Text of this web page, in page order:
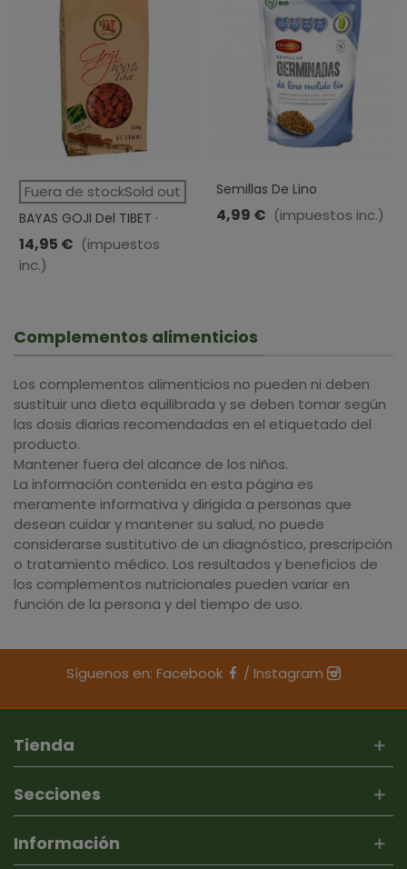
Fuera de stockSold out
BAYAS GOJI Del TIBET ·
YUTHOG · 250 GR
14,95 € (impuestos
inc.)
Semillas De Lino
Germinadas Y Molidas BIO ·
Linwoods · 200 Gr
4,99 € (impuestos inc.)
Complementos alimenticios
Los complementos alimenticios no pueden ni deben
sustituir una dieta equilibrada y se deben tomar según
las dosis diarias recomendadas en el etiquetado del
producto.
Mantener fuera del alcance de los niños.
La información contenida en esta página es
meramente informativa y dirigida a personas que
desean cuidar y mantener su salud, no puede
considerarse sustitutivo de un diagnóstico, prescripción
o tratamiento médico. Los resultados y beneficios de
los complementos nutricionales pueden variar en
función de la persona y del tiempo de uso.
Síguenos en: Facebook / Instagram
Tienda
Secciones
Información